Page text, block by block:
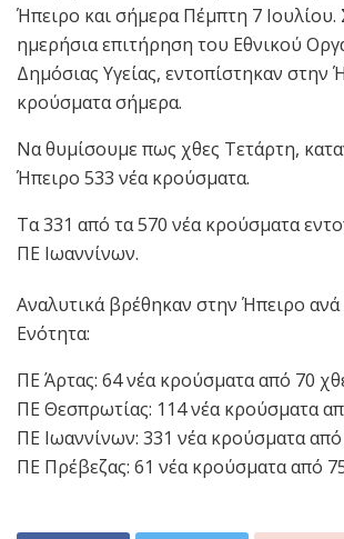
Ήπειρο και σήμερα Πέμπτη 7
ημερήσια επιτήρηση του Εθνικού
Δημόσιας Υγείας, εντοπίστηκαν στην
κρούσματα σήμερα.
Να θυμίσουμε πως χθες Τετάρτη,
Ήπειρο 533 νέα κρούσματα.
Tα 331 από τα 570 νέα κρούσματα
ΠΕ Ιωαννίνων.
Αναλυτικά βρέθηκαν στην Ήπειρο ανά
Ενότητα:
ΠΕ Άρτας: 64 νέα κρούσματα από 70
ΠΕ Θεσπρωτίας: 114 νέα κρούσματα
ΠΕ Ιωαννίνων: 331 νέα κρούσματα από
ΠΕ Πρέβεζας: 61 νέα κρούσματα από